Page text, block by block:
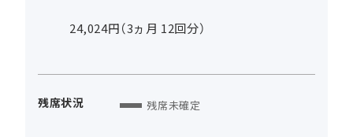
24,024円（3ヵ月 12回分）
残席状況 残席未確定